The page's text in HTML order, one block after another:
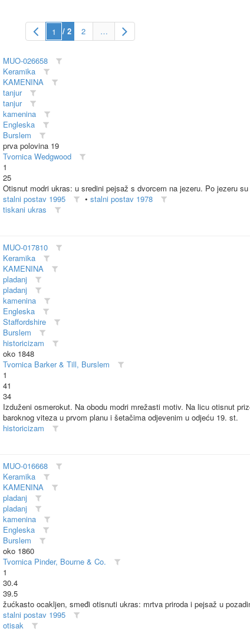
/ 2 2 …
MUO-026658
Keramika
KAMENINA
tanjur
tanjur
kamenina
Engleska
Burslem
prva polovina 19
Tvornica Wedgwood
1
25
Otisnut modri ukras: u sredini pejsaž s dvorcem na jezeru. Po jezeru
stalni postav 1995 • stalni postav 1978
tiskani ukras
MUO-017810
Keramika
KAMENINA
pladanj
pladanj
kamenina
Engleska
Staffordshire
Burslem
historicizam
oko 1848
Tvornica Barker & Till, Burslem
1
41
34
Izduženi osmerokut. Na obodu modri mrežasti motiv. Na licu otisnut
baroknog viteza u prvom planu i šetačima odjevenim u odjeću 19. st.
historicizam
MUO-016668
Keramika
KAMENINA
pladanj
pladanj
kamenina
Engleska
Burslem
oko 1860
Tvornica Pinder, Bourne & Co.
1
30.4
39.5
žućkasto ocakljen, smeđi otisnuti ukras: mrtva priroda i pejsaž u
stalni postav 1995
otisak